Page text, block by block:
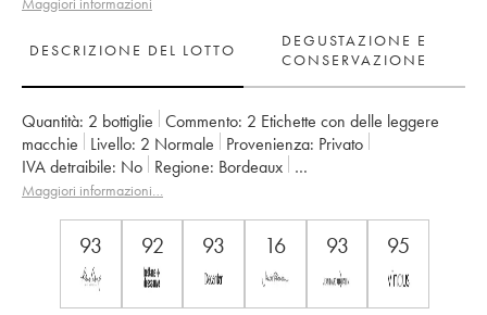
DESCRIZIONE DEL LOTTO
DEGUSTAZIONE E
CONSERVAZIONE
Quantità: 2 bottiglie Commento: 2 Etichette con delle leggere
macchie
Livello: 2 Normale Provenienza:
privato
IVA detraibile:
no Regione:
Bordeaux
Denominazione:
Margaux
Proprietario:
Famille Cruse / J. Lorenzetti
Maggiori informazioni…
93 92 93 16 93 95